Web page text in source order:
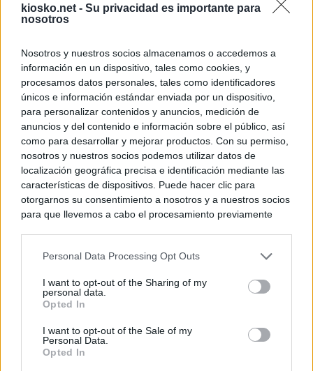
kiosko.net - Su privacidad es importante para
nosotros
Nosotros y nuestros socios almacenamos o accedemos a
información en un dispositivo, tales como cookies, y
procesamos datos personales, tales como identificadores
únicos e información estándar enviada por un dispositivo,
para personalizar contenidos y anuncios, medición de
anuncios y del contenido e información sobre el público, así
como para desarrollar y mejorar productos. Con su permiso,
nosotros y nuestros socios podemos utilizar datos de
localización geográfica precisa e identificación mediante las
características de dispositivos. Puede hacer clic para
otorgarnos su consentimiento a nosotros y a nuestros socios
para que llevemos a cabo el procesamiento previamente
negar su consentimiento. Tenga en cuenta que algún
de su consentimiento, pero usted tiene el derecho de
rechazar tal procesamiento. Sus preferencias se aplicarán
cualquier momento entrando de nuevo en este sitio web o
visitando nuestra política de privacidad.
Personal Data Processing Opt Outs
I want to opt-out of the Sharing of my
personal data.
Opted In
I want to opt-out of the Sale of my
Personal Data.
Opted In